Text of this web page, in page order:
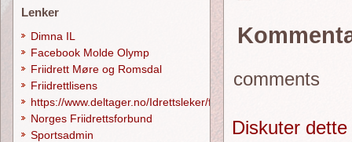
comments
Diskuter
Lenker
Dimna IL
Facebook Molde Olymp
Friidrett Møre og Romsdal
Friidrettlisens
https://www.deltager.no/Idrettsleker/forside
Norges Friidrettsforbund
Sportsadmin